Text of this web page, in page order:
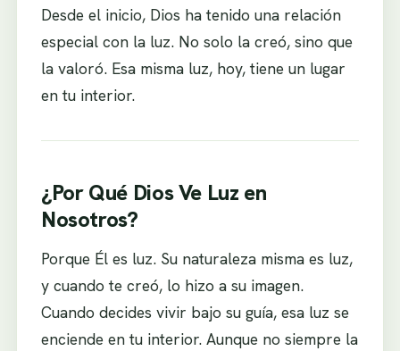
Desde el inicio, Dios ha tenido una relación
especial con la luz. No solo la creó, sino que
la valoró. Esa misma luz, hoy, tiene un lugar
en tu interior.
¿Por Qué Dios Ve Luz en
Nosotros?
Porque Él es luz. Su naturaleza misma es luz,
y cuando te creó, lo hizo a su imagen.
Cuando decides vivir bajo su guía, esa luz se
enciende en tu interior. Aunque no siempre la